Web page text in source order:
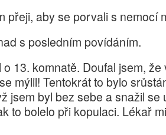
přeji, aby se porvali s nemocí
s posledním povídáním.
o 13. komnatě. Doufal jsem,
mýlil! Tentokrát to bylo
jsem byl bez sebe a snažil se
to bolelo při kopulaci. Lékař